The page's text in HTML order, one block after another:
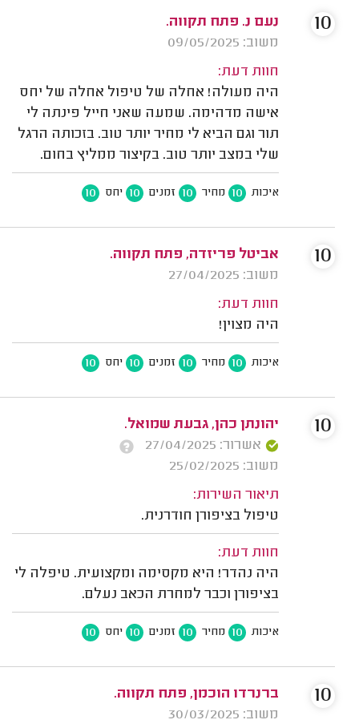
נעם נ. פתח תקווה.
משוב: 09/05/2025
חוות דעת:
היה מעולה! אחלה של טיפול אחלה של יחס
אישה מדהימה. שמעה שאני חייל פינתה לי
תור וגם הביא לי מחיר יותר טוב. בזכותה הרגל
שלי במצב יותר טוב. בקיצור ממליץ בחום.
איכות 10 מחיר 10 זמנים 10 יחס 10
10
אביטל פריזדה, פתח תקווה.
משוב: 27/04/2025
חוות דעת:
היה מצוין!
איכות 10 מחיר 10 זמנים 10 יחס 10
10
יהונתן כהן, גבעת שמואל.
אשרור: 27/04/2025
משוב: 25/02/2025
תיאור השירות:
טיפול בציפורן חודרנית.
חוות דעת:
היה נהדר! היא מקסימה ומקצועית. טיפלה לי
בציפורן וכבר למחרת הכאב נעלם.
איכות 10 מחיר 10 זמנים 10 יחס 10
10
ברנרדו הוכמן, פתח תקווה.
משוב: 30/03/2025
10